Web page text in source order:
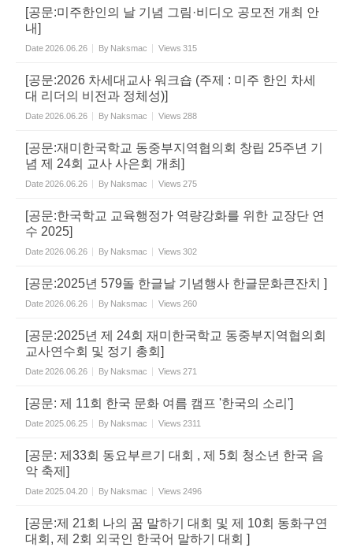
[공문:미주한인의 날 기념 그림·비디오 공모전 개최 안
내]
Date2026.06.26 By Naksmac Views 315
[공문:2026 차세대교사 워크숍 (주제 : 미주 한인 차세
대 리더의 비전과 정체성)]
Date2026.06.26 By Naksmac Views 288
[공문:재미한국학교 동중부지역협의회 창립 25주년 기
념 제 24회 교사 사은회 개최]
Date2026.06.26 By Naksmac Views 275
[공문:한국학교 교육행정가 역량강화를 위한 교장단 연
수 2025]
Date2026.06.26 By Naksmac Views 302
[공문:2025년 579돌 한글날 기념행사 한글문화큰잔치 ]
Date2026.06.26 By Naksmac Views 260
[공문:2025년 제 24회 재미한국학교 동중부지역협의회
교사연수회 및 정기 총회]
Date2026.06.26 By Naksmac Views 271
[공문: 제 11회 한국 문화 여름 캠프 '한국의 소리']
Date2025.06.25 By Naksmac Views 2311
[공문: 제33회 동요부르기 대회 , 제 5회 청소년 한국 음
악 축제]
Date2025.04.20 By Naksmac Views 2496
[공문:제 21회 나의 꿈 말하기 대회 및 제 10회 동화구연
대회, 제 2회 외국인 한국어 말하기 대회 ]